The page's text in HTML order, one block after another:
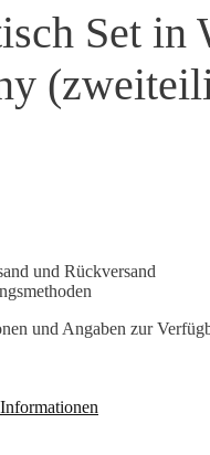
Set
und Rückversand
und Angaben zur